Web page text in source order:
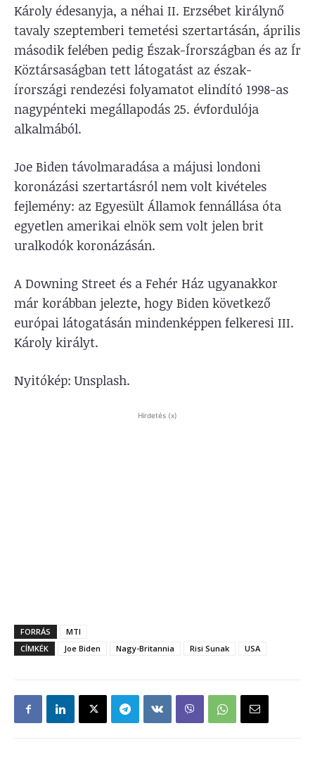
Károly édesanyja, a néhai II. Erzsébet királynő
tavaly szeptemberi temetési szertartásán, április
második felében pedig Észak-Írországban és az Ír
Köztársaságban tett látogatást az észak-
írországi rendezési folyamatot elindító 1998-as
nagypénteki megállapodás 25. évfordulója
alkalmából.
Joe Biden távolmaradása a májusi londoni
koronázási szertartásról nem volt kivételes
fejlemény: az Egyesült Államok fennállása óta
egyetlen amerikai elnök sem volt jelen brit
uralkodók koronázásán.
A Downing Street és a Fehér Ház ugyanakkor
már korábban jelezte, hogy Biden következő
európai látogatásán mindenképpen felkeresi III.
Károly királyt.
Nyitókép: Unsplash.
Hirdetés (x)
FORRÁS
MTI
CÍMKÉK
Joe Biden Nagy-Britannia Risi Sunak USA